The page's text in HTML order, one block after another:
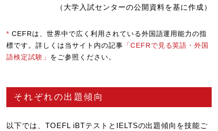
（大学入試センターの公開資料を基に作成）
* CEFRは、世界中で広く利用されている外国語運用能力の指
標です。詳しくは当サイト内の記事 「CEFRで見る英語・外国
語検定試験」 をご参照ください。
それぞれの出題傾向
以下では、TOEFL iBTテストとIELTSの出題傾向を技能ご